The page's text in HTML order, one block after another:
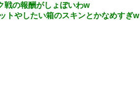
戦の報酬がしょぼいわw
トやしたい箱のスキンとかなめすぎw